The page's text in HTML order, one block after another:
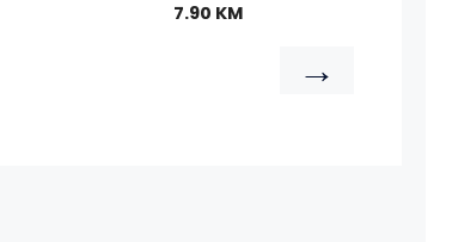
7.90 KM
→